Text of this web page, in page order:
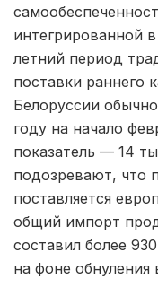
интегрированной
летний период
поставки раннего
Белоруссии
году на начало
показатель — 14
подозревают, что
поставляется
общий импорт
составил более
на фоне